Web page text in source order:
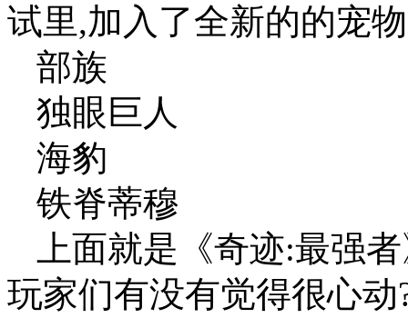
试里,加入了全新的的宠
部族
独眼巨人
海豹
铁脊蒂穆
上面就是《奇迹:最强
玩家们有没有觉得很心